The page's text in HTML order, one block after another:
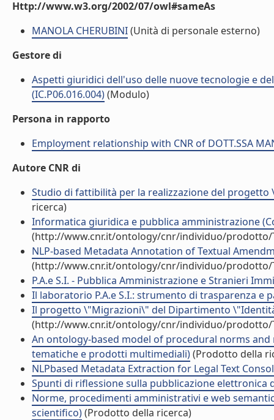
Http://www.w3.org/2002/07/owl#sameAs
MANOLA CHERUBINI(Unità di personale esterno)
Gestore di
Aspetti giuridici dell'uso delle nuove tecnologie e
(IC.P06.016.004)(Modulo)
Persona in rapporto
Employment relationship with CNR of DOTT.SSA
Autore CNR di
Studio di fattibilità per la realizzazione del
ricerca)
Informatica giuridica e pubblica amministrazione
(http://www.cnr.it/ontology/cnr/individuo/prodotto/
NLP-based Metadata Annotation of Textual
(http://www.cnr.it/ontology/cnr/individuo/prodotto/
P.A.e S.I. - Pubblica Amministrazione e Stranieri
Il laboratorio P.A.e S.I.: strumento di trasparenza e
Il progetto \"Migrazioni\" del Dipartimento
(http://www.cnr.it/ontology/cnr/individuo/prodotto/
An ontology-based model of procedural norms
tematiche e prodotti multimediali)(Prodotto della
NLPbased Metadata Extraction for Legal Text
Spunti di riflessione sulla pubblicazione elettronica
Norme, procedimenti amministrativi e web
scientifico)(Prodotto della ricerca)